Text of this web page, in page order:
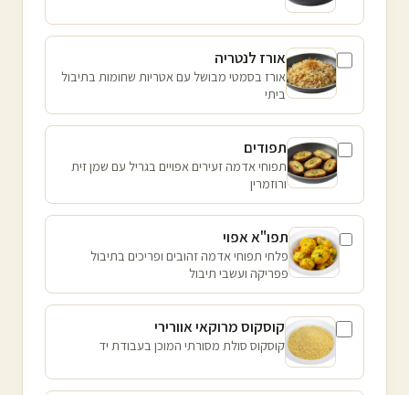
אורז לנטריה
אורז בסמטי מבושל עם אטריות שחומות בתיבול
ביתי
תפודים
תפוחי אדמה זעירים אפויים בגריל עם שמן זית
ורוזמרין
תפו"א אפוי
פלחי תפוחי אדמה זהובים ופריכים בתיבול
פפריקה ועשבי תיבול
קוסקוס מרוקאי אוורירי
קוסקוס סולת מסורתי המוכן בעבודת יד